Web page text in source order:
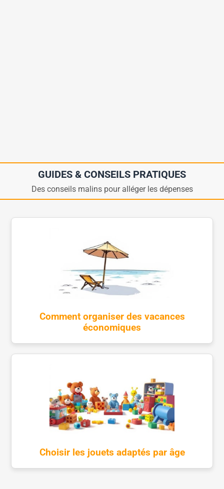
GUIDES & CONSEILS PRATIQUES
Des conseils malins pour alléger les dépenses
Comment organiser des vacances
économiques
Choisir les jouets adaptés par âge